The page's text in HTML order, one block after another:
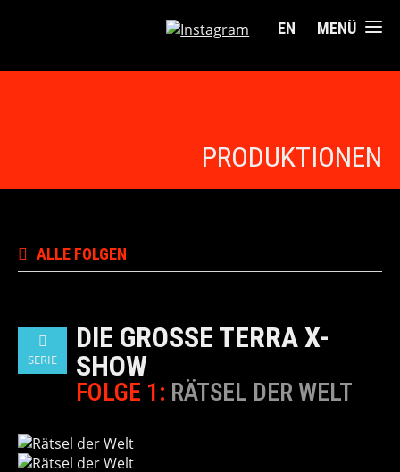
EN MENÜ
PRODUKTIONEN
ALLE FOLGEN
SERIE
DIE GROSSE TERRA X-S
HOW
FOLGE 1: RÄTSEL DER WELT